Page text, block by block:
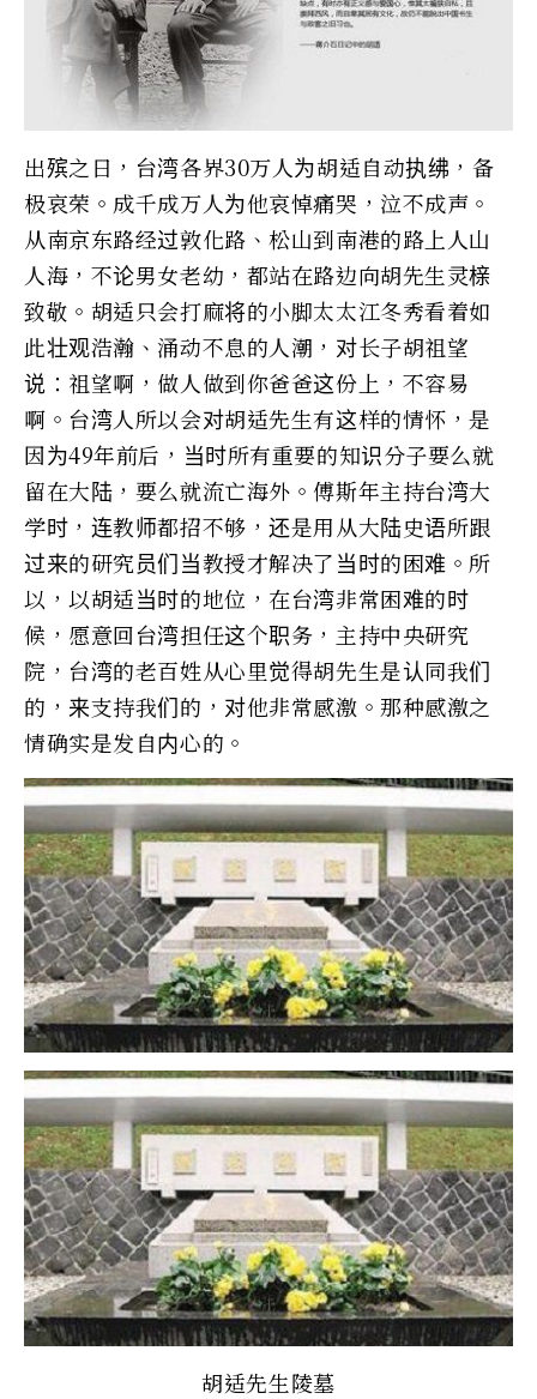
出殡之日，台湾各界30万人为胡适自动执绋，备
极哀荣。成千成万人为他哀悼痛哭，泣不成声。
从南京东路经过敦化路、松山到南港的路上人山
人海，不论男女老幼，都站在路边向胡先生灵榇
致敬。胡适只会打麻将的小脚太太江冬秀看着如
此壮观浩瀚、涌动不息的人潮，对长子胡祖望
说：祖望啊，做人做到你爸爸这份上，不容易
啊。台湾人所以会对胡适先生有这样的情怀，是
因为49年前后，当时所有重要的知识分子要么就
留在大陆，要么就流亡海外。傅斯年主持台湾大
学时，连教师都招不够，还是用从大陆史语所跟
过来的研究员们当教授才解决了当时的困难。所
以，以胡适当时的地位，在台湾非常困难的时
候，愿意回台湾担任这个职务，主持中央研究
院，台湾的老百姓从心里觉得胡先生是认同我们
的，来支持我们的，对他非常感激。那种感激之
情确实是发自内心的。
胡适先生陵墓